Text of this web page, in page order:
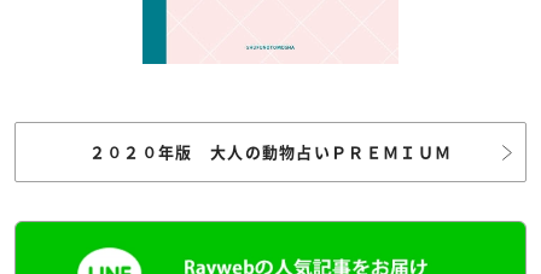
２０２０年版 大人の動物占いＰＲＥＭＩＵＭ